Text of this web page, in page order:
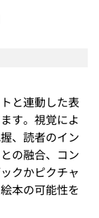
と連動した表
す。視覚によ
、読者のイン
の融合、コン
クかピクチャ
本の可能性を